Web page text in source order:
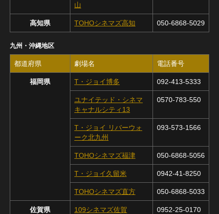
山
高知県 TOHOシネマズ高知 050-6868-5029
九州・沖縄地区
都道府県 劇場名 電話番号
福岡県 T・ジョイ博多 092-413-5333
ユナイテッド・シネマ
キャナルシティ13
0570-783-550
T・ジョイ リバーウォ
ーク北九州
093-573-1566
TOHOシネマズ福津 050-6868-5056
T・ジョイ久留米 0942-41-8250
TOHOシネマズ直方 050-6868-5033
佐賀県 109シネマズ佐賀 0952-25-0170